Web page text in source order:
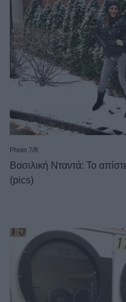
Photo 7/8
Βασιλική Νταντά: Το
(pics)